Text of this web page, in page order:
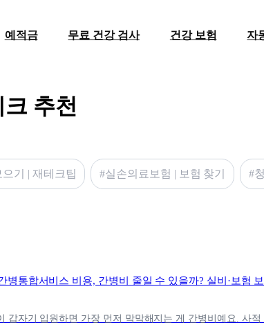
예적금 무료 건강 검사 건강 보험 자
추천
기 | 재테크팁 #실손의료보험 | 보험 찾기 #
병통합서비스 비용, 간병비 줄일 수 있을까? 실비·보험